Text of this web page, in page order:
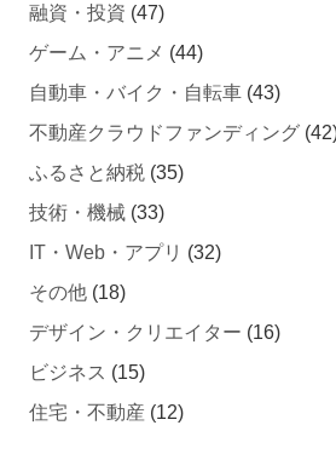
融資・投資 (47)
ゲーム・アニメ (44)
自動車・バイク・自転車 (43)
不動産クラウドファンディング
ふるさと納税 (35)
技術・機械 (33)
IT・Web・アプリ (32)
その他 (18)
デザイン・クリエイター (16)
ビジネス (15)
住宅・不動産 (12)